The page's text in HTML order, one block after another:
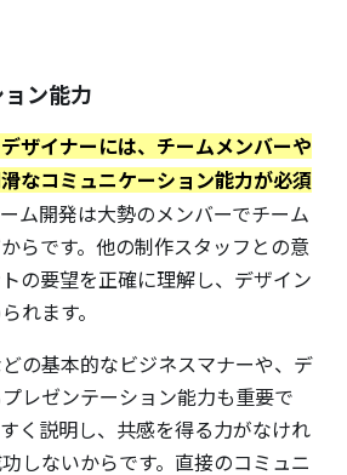
ン能力
ザイナーには、チームメンバーや
なコミュニケーション能力が必須
ム開発は大勢のメンバーでチーム
らです。他の制作スタッフとの意
の要望を正確に理解し、デザイン
れます。
の基本的なビジネスマナーや、デ
レゼンテーション能力も重要で
く説明し、共感を得る力がなけれ
しないからです。直接のコミュニ